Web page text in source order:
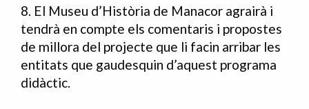
8. El Museu d’Història de Manacor agrairà i
tendrà en compte els comentaris i propostes
de millora del projecte que li facin arribar les
entitats que gaudesquin d’aquest programa
didàctic.